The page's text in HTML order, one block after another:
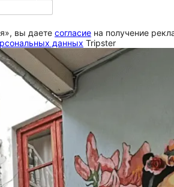
вы даете согласие на получение
данных Tripster